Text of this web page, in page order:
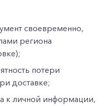
своевременно,
региона
потери
доставке;
к личной информации,